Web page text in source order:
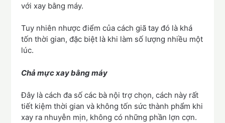
với xay bằng máy.
Tuy nhiên nhược điểm của cách giã tay đó là khá
tốn thời gian, đặc biệt là khi làm số lượng nhiều một
lúc.
Chả mực xay bằng máy
Đây là cách đa số các bà nội trợ chọn, cách này rất
tiết kiệm thời gian và không tốn sức thành phẩm khi
xay ra nhuyễn mịn, không có những phần lợn cợn.